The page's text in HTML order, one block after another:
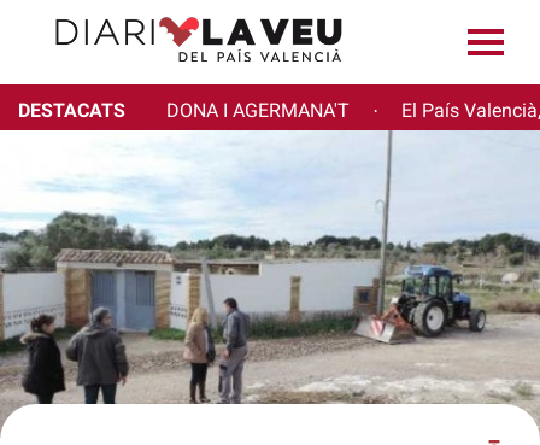
DESTACATS DONA I AGERMANA'T · El País